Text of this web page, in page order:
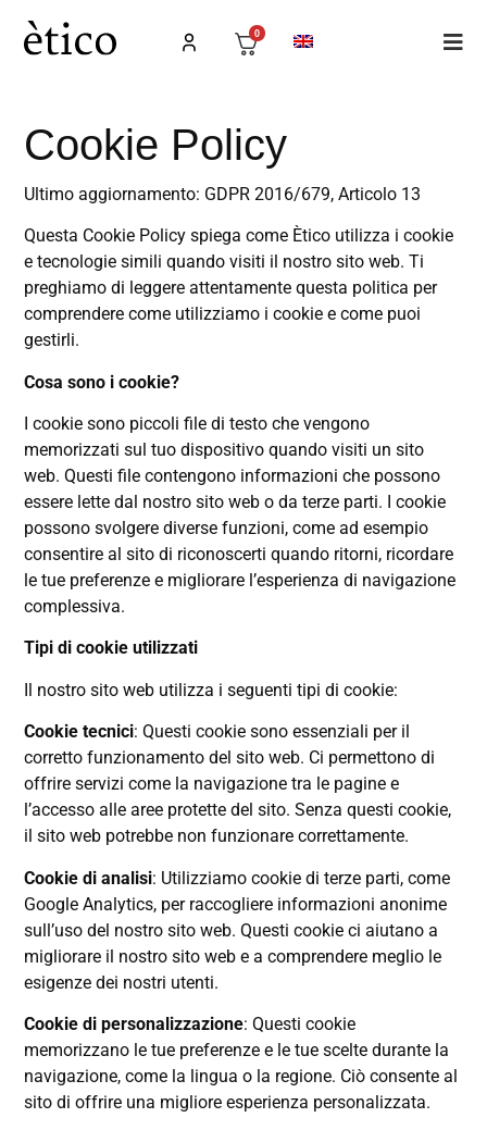
0
Cookie Policy
Ultimo aggiornamento: GDPR 2016/679, Articolo 13
Questa Cookie Policy spiega come Ètico utilizza i cookie
e tecnologie simili quando visiti il nostro sito web. Ti
preghiamo di leggere attentamente questa politica per
comprendere come utilizziamo i cookie e come puoi
gestirli.
Cosa sono i cookie?
I cookie sono piccoli file di testo che vengono
memorizzati sul tuo dispositivo quando visiti un sito
web. Questi file contengono informazioni che possono
essere lette dal nostro sito web o da terze parti. I cookie
possono svolgere diverse funzioni, come ad esempio
consentire al sito di riconoscerti quando ritorni, ricordare
le tue preferenze e migliorare l’esperienza di navigazione
complessiva.
Tipi di cookie utilizzati
Il nostro sito web utilizza i seguenti tipi di cookie:
Cookie tecnici: Questi cookie sono essenziali per il
corretto funzionamento del sito web. Ci permettono di
offrire servizi come la navigazione tra le pagine e
l’accesso alle aree protette del sito. Senza questi cookie,
il sito web potrebbe non funzionare correttamente.
Cookie di analisi: Utilizziamo cookie di terze parti, come
Google Analytics, per raccogliere informazioni anonime
sull’uso del nostro sito web. Questi cookie ci aiutano a
migliorare il nostro sito web e a comprendere meglio le
esigenze dei nostri utenti.
Cookie di personalizzazione: Questi cookie
memorizzano le tue preferenze e le tue scelte durante la
navigazione, come la lingua o la regione. Ciò consente al
sito di offrire una migliore esperienza personalizzata.